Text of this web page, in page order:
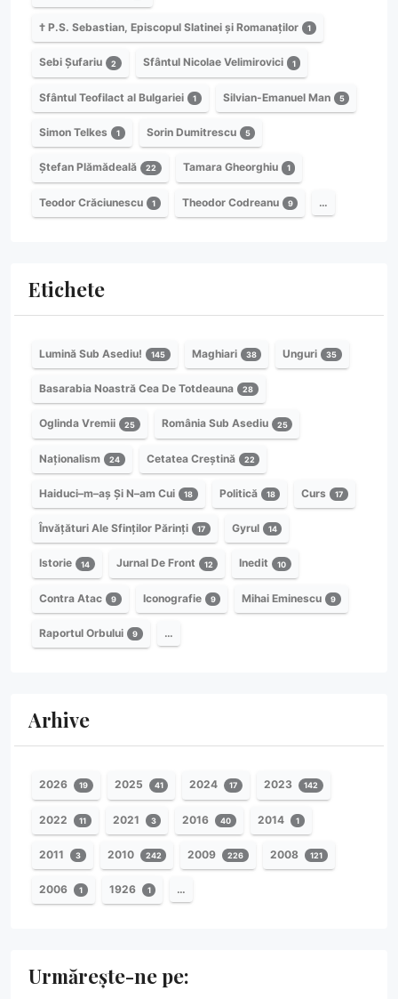
† P.S. Sebastian, Episcopul Slatinei și Romanaților 1
Sebi Șufariu 2 Sfântul Nicolae Velimirovici 1
Sfântul Teofilact al Bulgariei 1 Silvian-Emanuel Man 5
Simon Telkes 1 Sorin Dumitrescu 5
Ștefan Plămădeală 22 Tamara Gheorghiu 1
Teodor Crăciunescu 1 Theodor Codreanu 9 …
Etichete
Lumină Sub Asediu! 145 Maghiari 38 Unguri 35
Basarabia Noastră Cea De Totdeauna 28
Oglinda Vremii 25 România Sub Asediu 25
Naționalism 24 Cetatea Creștină 22
Haiduci–m–aș Și N–am Cui 18 Politică 18 Curs 17
Învățături Ale Sfinților Părinți 17 Gyrul 14
Istorie 14 Jurnal De Front 12 Inedit 10
Contra Atac 9 Iconografie 9 Mihai Eminescu 9
Raportul Orbului 9 …
Arhive
2026 19 2025 41 2024 17 2023 142
2022 11 2021 3 2016 40 2014 1
2011 3 2010 242 2009 226 2008 121
2006 1 1926 1 …
Urmărește-ne pe: